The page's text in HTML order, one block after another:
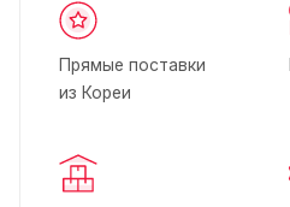
Прямые поставки
из Кореи